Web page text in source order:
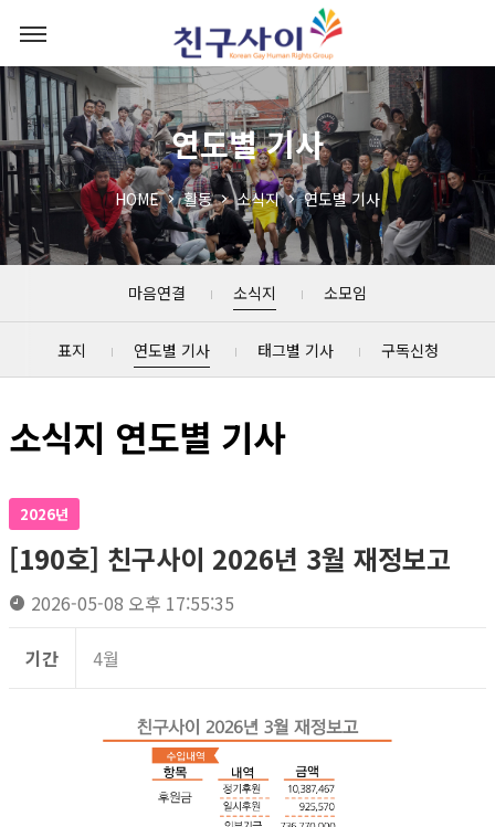
연도별 기사
HOME 활동 소식지 연도별 기사
마음연결 소식지 소모임
표지 연도별 기사 태그별 기사 구독신청
소식지 연도별 기사
2026년
[190호] 친구사이 2026년 3월 재정보고
2026-05-08 오후 17:55:35
기간 4월